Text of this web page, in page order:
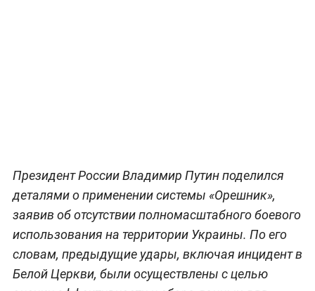
Президент России Владимир Путин поделился
деталями о применении системы «Орешник»,
заявив об отсутствии полномасштабного боевого
использования на территории Украины. По его
словам, предыдущие удары, включая инцидент в
Белой Церкви, были осуществлены с целью